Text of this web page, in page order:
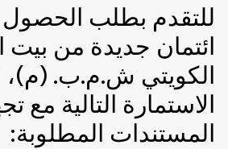
للتقدم بطلب
ائتمان جديدة من بيت
الكويتي ش.م.ب. (م)،
الاستمارة التالية مع
المستندات المطلوبة: